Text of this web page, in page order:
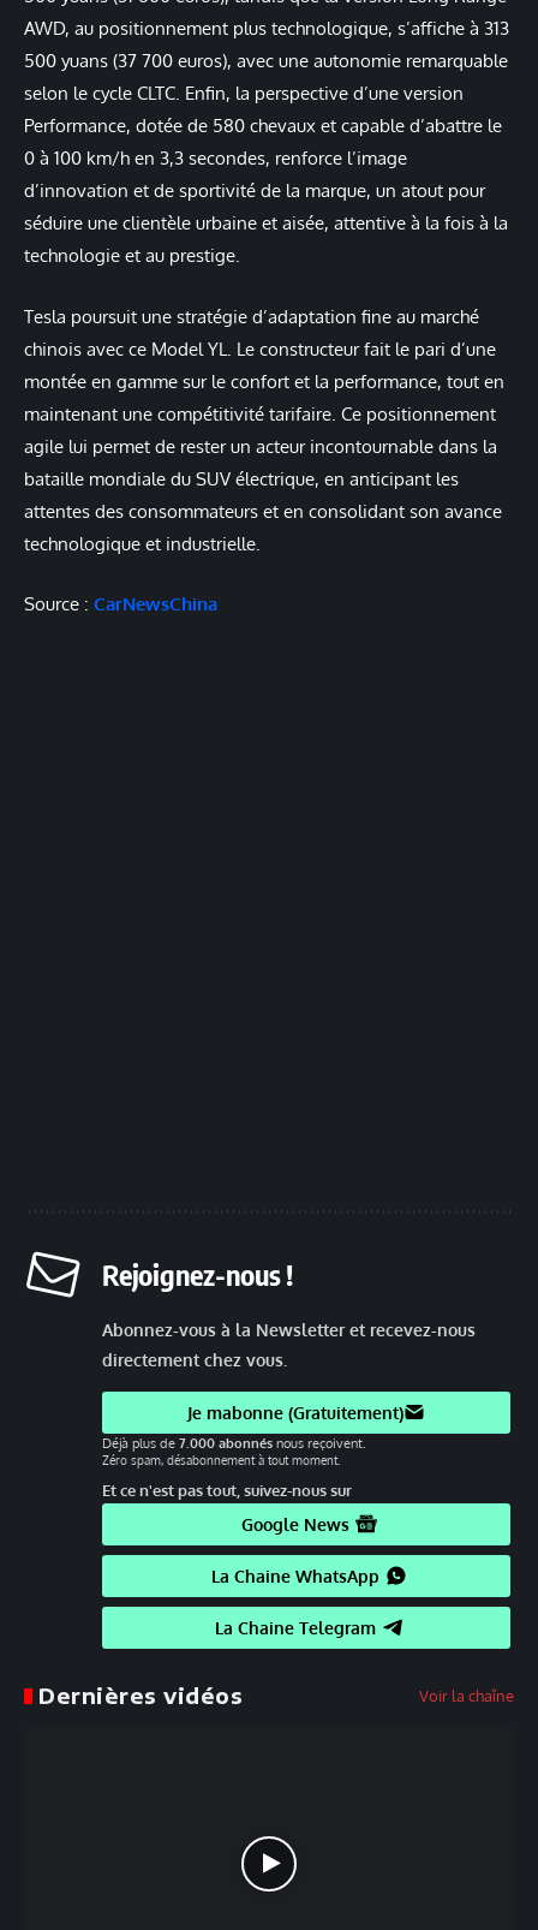
AWD, au positionnement plus technologique, s’affiche à 313
500 yuans (37 700 euros), avec une autonomie remarquable
selon le cycle CLTC. Enfin, la perspective d’une version
Performance, dotée de 580 chevaux et capable d’abattre le
0 à 100 km/h en 3,3 secondes, renforce l’image
d’innovation et de sportivité de la marque, un atout pour
séduire une clientèle urbaine et aisée, attentive à la fois à la
technologie et au prestige.
Tesla poursuit une stratégie d’adaptation fine au marché
chinois avec ce Model YL. Le constructeur fait le pari d’une
montée en gamme sur le confort et la performance, tout en
maintenant une compétitivité tarifaire. Ce positionnement
agile lui permet de rester un acteur incontournable dans la
bataille mondiale du SUV électrique, en anticipant les
attentes des consommateurs et en consolidant son avance
technologique et industrielle.
Source : CarNewsChina
Rejoignez-nous !
Abonnez-vous à la Newsletter et recevez-nous
directement chez vous.
Je mabonne (Gratuitement)
Déjà plus de 7.000 abonnés nous reçoivent.
Zéro spam, désabonnement à tout moment.
Et ce n'est pas tout, suivez-nous sur
Google News
La Chaine WhatsApp
La Chaine Telegram
Dernières vidéos Voir la chaîne